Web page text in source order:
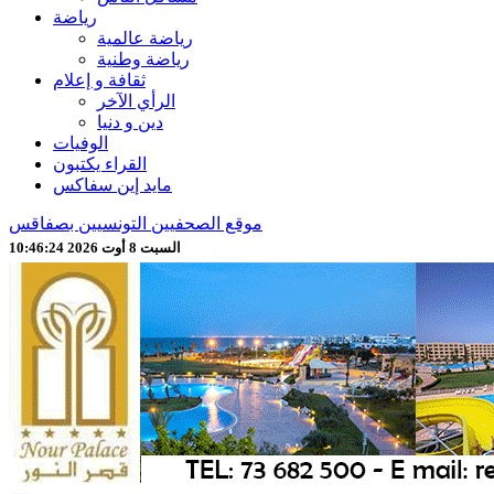
رياضة
رياضة عالمية
رياضة وطنية
ثقافة و إعلام
الرأي الآخر
دين و دنيا
الوفيات
القراء يكتبون
مايد إين سفاكس
موقع الصحفيين التونسيين بصفاقس
السبت 8 أوت 2026 10:46:25